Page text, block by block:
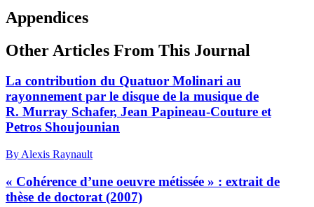
Appendices
Other Articles From This Journal
La contribution du Quatuor Molinari au
rayonnement par le disque de la musique de
R. Murray Schafer, Jean Papineau-Couture et
Petros Shoujounian
By Alexis Raynault
« Cohérence d’une oeuvre métissée » : extrait de
thèse de doctorat (2007)